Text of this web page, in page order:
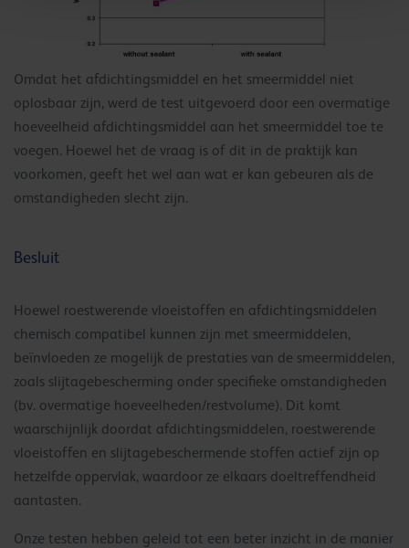
Omdat het afdichtingsmiddel en het smeermiddel niet
oplosbaar zijn, werd de test uitgevoerd door een overmatige
hoeveelheid afdichtingsmiddel aan het smeermiddel toe te
voegen. Hoewel het de vraag is of dit in de praktijk kan
voorkomen, geeft het wel aan wat er kan gebeuren als de
omstandigheden slecht zijn.
Besluit
Hoewel roestwerende vloeistoffen en afdichtingsmiddelen
chemisch compatibel kunnen zijn met smeermiddelen,
beïnvloeden ze mogelijk de prestaties van de smeermiddelen,
zoals slijtagebescherming onder specifieke omstandigheden
(bv. overmatige hoeveelheden/restvolume). Dit komt
waarschijnlijk doordat afdichtingsmiddelen, roestwerende
vloeistoffen en slijtagebeschermende stoffen actief zijn op
hetzelfde oppervlak, waardoor ze elkaars doeltreffendheid
aantasten.
Onze testen hebben geleid tot een beter inzicht in de manier